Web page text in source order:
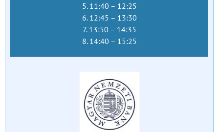
5. 11:40 – 12:25
6. 12:45 – 13:30
7. 13:50 – 14:35
8. 14:40 – 15:25